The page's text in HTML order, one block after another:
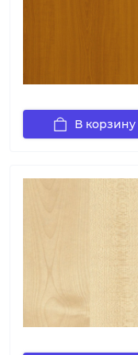
В корзину